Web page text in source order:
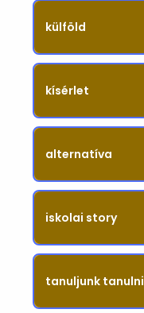
külföld
kísérlet
alternatíva
iskolai story
tanuljunk tanulni